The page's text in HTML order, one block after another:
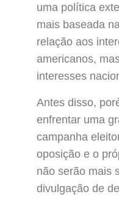
uma política
mais baseada
relação aos
americanos,
interesses
Antes disso,
enfrentar uma
campanha
oposição e o
não serão mais
divulgação de